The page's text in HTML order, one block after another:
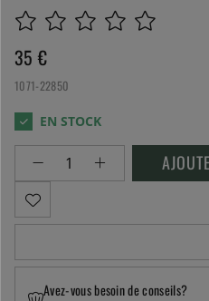
35 €
1071-22850
Avez-vous besoin de conseils?